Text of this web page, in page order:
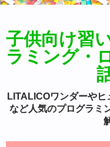
子供向け習
ラミング・
LITALICOワンダーや
など人気のプログラミ